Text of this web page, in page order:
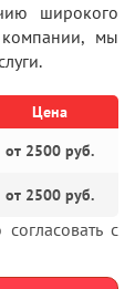
широкого
компании, мы
Цена
от 2500 руб.
от 2500 руб.
с